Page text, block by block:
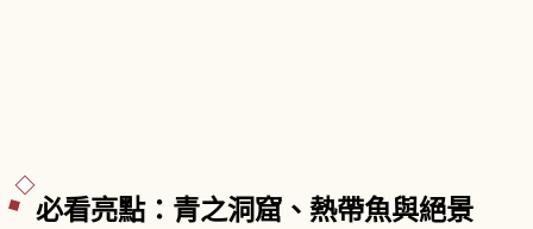
必看亮點：青之洞窟、熱帶魚與絕景